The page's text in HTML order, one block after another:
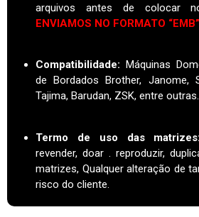
arquivos antes de colocar
ENVIAMOS NO FORMATO “EMB”
Compatibilidade:
Máquinas
de Bordados Brother, Janome,
Tajima, Barudan, ZSK, entre outras.
Termo de uso das matrizes:
revender, doar . reproduzir,
matrizes, Qualquer alteração de
risco do cliente.